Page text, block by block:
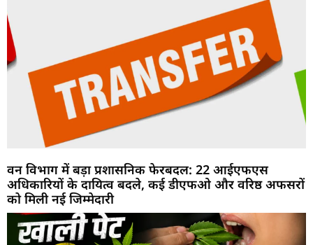
वन विभाग में बड़ा प्रशासनिक फेरबदल: 22 आईएफएस
अधिकारियों के दायित्व बदले, कई डीएफओ और वरिष्ठ अफसरों
को मिली नई जिम्मेदारी